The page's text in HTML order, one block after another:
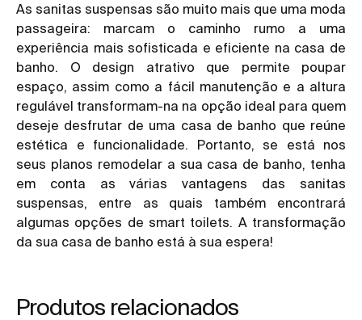
As sanitas suspensas são muito mais que uma moda
passageira: marcam o caminho rumo a uma
experiência mais sofisticada e eficiente na casa de
banho. O design atrativo que permite poupar
espaço, assim como a fácil manutenção e a altura
regulável transformam-na na opção ideal para quem
deseje desfrutar de uma casa de banho que reúne
estética e funcionalidade. Portanto, se está nos
seus planos remodelar a sua casa de banho, tenha
em conta as várias vantagens das sanitas
suspensas, entre as quais também encontrará
algumas opções de smart toilets. A transformação
da sua casa de banho está à sua espera!
Produtos relacionados